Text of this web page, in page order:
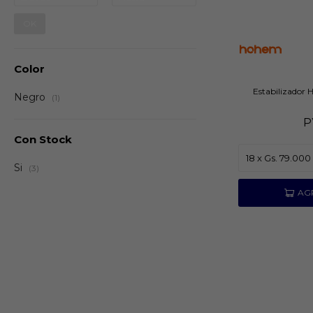
Estabilizador
Color
Negro (1)
Con Stock
Si (3)